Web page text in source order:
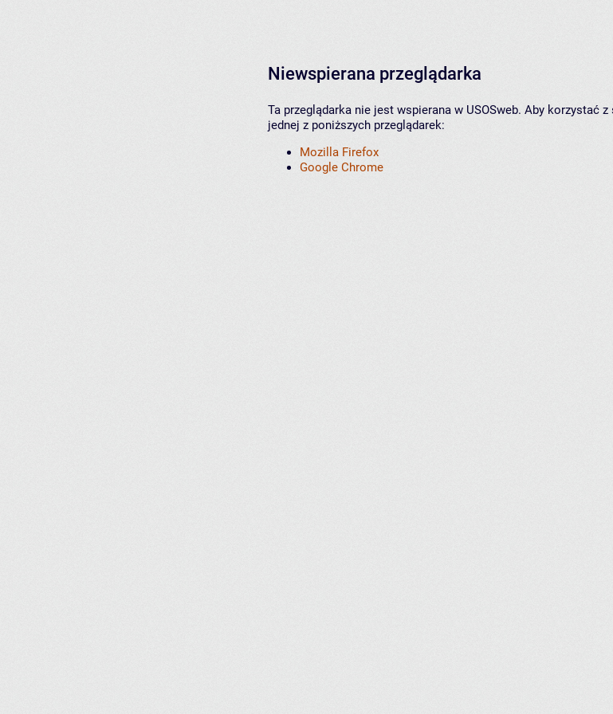
Niewspierana przeglądarka
Ta przeglądarka nie jest wspierana w USOSweb. Aby korzystać
jednej z poniższych przeglądarek:
Mozilla Firefox
Google Chrome